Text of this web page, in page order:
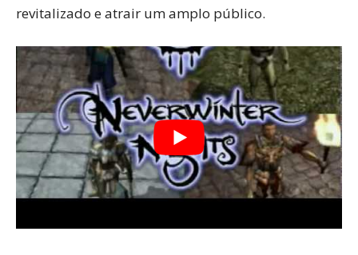
revitalizado e atrair um amplo público.